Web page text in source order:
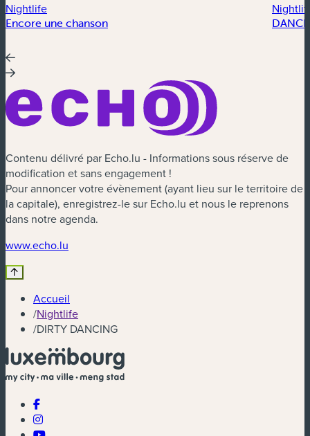
Nightlife
Encore une chanson
Contenu délivré par Echo.lu - Informations sous réserve de
modification et sans engagement !
Pour annoncer votre évènement (ayant lieu sur le territoire de
la capitale), enregistrez-le sur Echo.lu et nous le reprenons
dans notre agenda.
www.echo.lu
Accueil
/Nightlife
/DIRTY DANCING